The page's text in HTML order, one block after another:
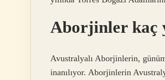
Aborjinler kaç
Avustralyalı Aborjinlerin,
inanılıyor. Aborjinlerin